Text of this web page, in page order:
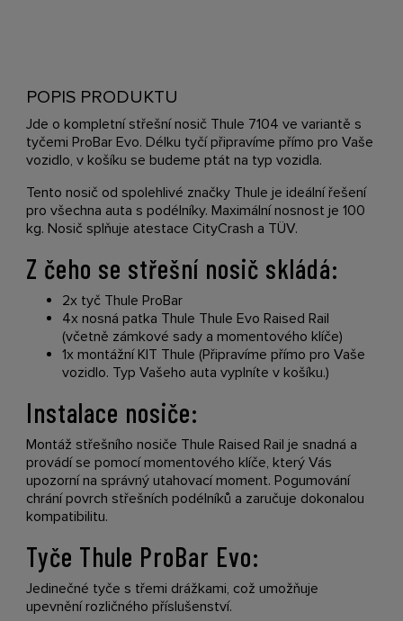
POPIS PRODUKTU
Jde o kompletní střešní nosič Thule 7104 ve variantě s
tyčemi ProBar Evo. Délku tyčí připravíme přímo pro Vaše
vozidlo, v košíku se budeme ptát na typ vozidla.
Tento nosič od spolehlivé značky Thule je ideální řešení
pro všechna auta s podélníky. Maximální nosnost je 100
kg. Nosič splňuje atestace CityCrash a TÜV.
Z čeho se střešní nosič skládá:
2x tyč Thule ProBar
4x nosná patka Thule Thule Evo Raised Rail
(včetně zámkové sady a momentového klíče)
1x montážní KIT Thule (Připravíme přímo pro Vaše
vozidlo. Typ Vašeho auta vyplníte v košíku.)
Instalace nosiče:
Montáž střešního nosiče Thule Raised Rail je snadná a
provádí se pomocí momentového klíče, který Vás
upozorní na správný utahovací moment. Pogumování
chrání povrch střešních podélníků a zaručuje dokonalou
kompatibilitu.
Tyče Thule ProBar Evo:
Jedinečné tyče s třemi drážkami, což umožňuje
upevnění rozličného příslušenství.